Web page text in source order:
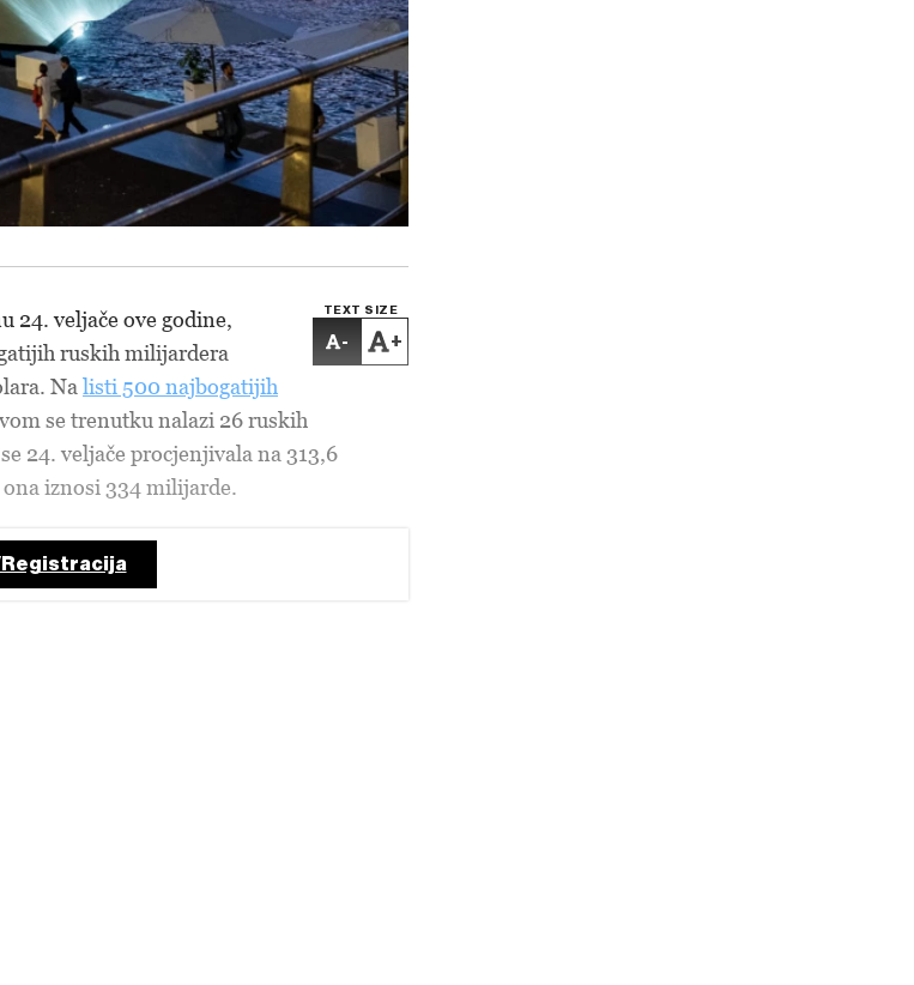
TEXT SIZE
- +
24. veljače ove godine,
ruskih milijardera
Na listi 500 najbogatijih
se trenutku nalazi 26 ruskih
24. veljače procjenjivala na 313,6
iznosi 334 milijarde.